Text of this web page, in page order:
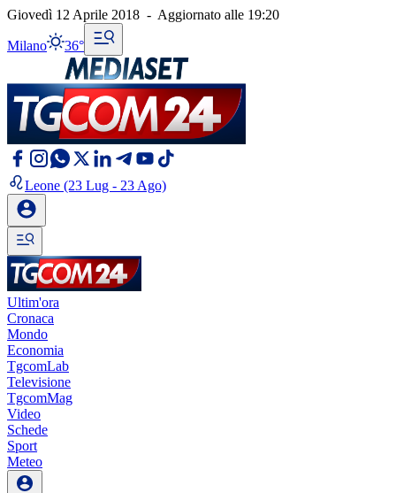
Giovedì 12 Aprile 2018 - Aggiornato alle 19:20
Milano 36°
Leone (23 Lug - 23 Ago)
Ultim'ora
Cronaca
Mondo
Economia
TgcomLab
Televisione
TgcomMag
Video
Schede
Sport
Meteo